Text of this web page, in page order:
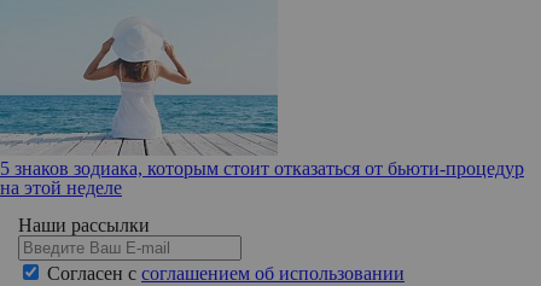
5 знаков зодиака, которым стоит отказаться от бьюти-процедур
на этой неделе
Наши рассылки
Согласен с соглашением об использовании